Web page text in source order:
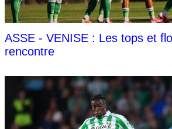
ASSE - VENISE : Les tops et
rencontre